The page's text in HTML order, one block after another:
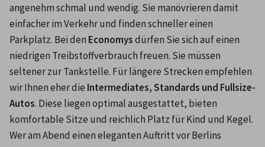
angenehm schmal und wendig. Sie manövrieren damit
einfacher im Verkehr und finden schneller einen
Parkplatz. Bei den Economys dürfen Sie sich auf einen
niedrigen Treibstoffverbrauch freuen. Sie müssen
seltener zur Tankstelle. Für längere Strecken empfehlen
wir Ihnen eher die Intermediates, Standards und Fullsize-
Autos. Diese liegen optimal ausgestattet, bieten
komfortable Sitze und reichlich Platz für Kind und Kegel.
Wer am Abend einen eleganten Auftritt vor Berlins